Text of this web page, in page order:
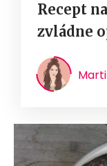
Recept
zvládne